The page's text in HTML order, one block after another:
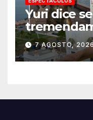
Yuri dice
que le
7 AGOSTO,